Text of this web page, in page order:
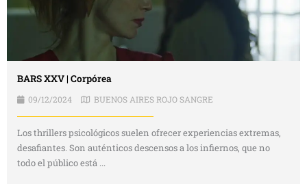
BARS XXV | Corpórea
09/12/2024 BUENOS AIRES ROJO SANGRE
Los thrillers psicológicos suelen ofrecer experiencias extremas,
desafiantes. Son auténticos descensos a los infiernos, que no
todo el público está ...